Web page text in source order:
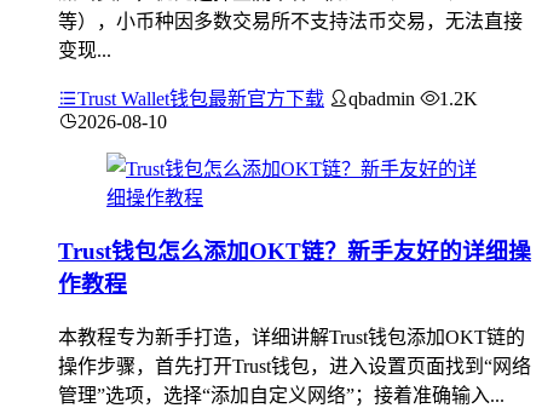
等），小币种因多数交易所不支持法币交易，无法直接
变现...
Trust Wallet钱包最新官方下载 qbadmin
1.2K
2026-08-10
Trust钱包怎么添加OKT链？新手友好的详细操
作教程
本教程专为新手打造，详细讲解Trust钱包添加OKT链的
操作步骤，首先打开Trust钱包，进入设置页面找到“网络
管理”选项，选择“添加自定义网络”；接着准确输入...